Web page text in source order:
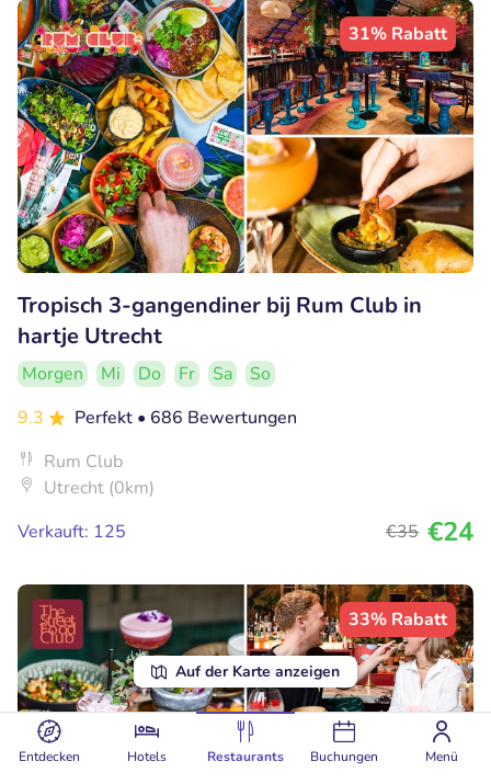
Entdecken Hotels Restaurants Buchungen Menü
Auf der Karte anzeigen
31% Rabatt
Tropisch 3-gangendiner bij Rum Club in
hartje Utrecht
Morgen Mi Do Fr Sa
So
9.3
Perfekt • 686 Bewertungen
Rum Club
Utrecht (0km)
Verkauft: 125
€35 €24
33% Rabatt